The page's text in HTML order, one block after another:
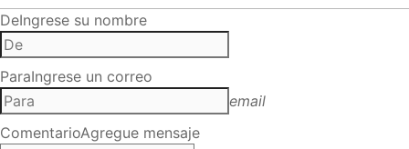
DeIngrese su nombre
ParaIngrese un correo
email
ComentarioAgregue mensaje